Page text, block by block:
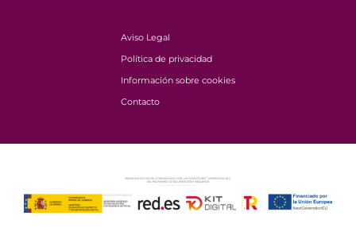
Aviso Legal
Política de privacidad
Información sobre cookies
Contacto